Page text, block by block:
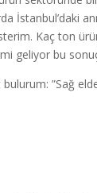
İstanbul’daki
Kaç ton
geliyor bu
”Sağ